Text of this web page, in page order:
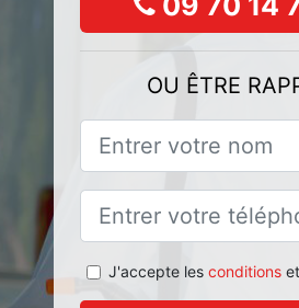
OU ÊTRE
J'accepte les conditionset